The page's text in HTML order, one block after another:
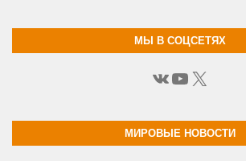
МЫ В СОЦСЕТЯХ
ВКонтакте
YouTube
X
МИРОВЫЕ НОВОСТИ